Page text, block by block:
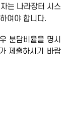
는 나라장터 시스
여야 합니다.
분담비율을 명시
제출하시기 바랍